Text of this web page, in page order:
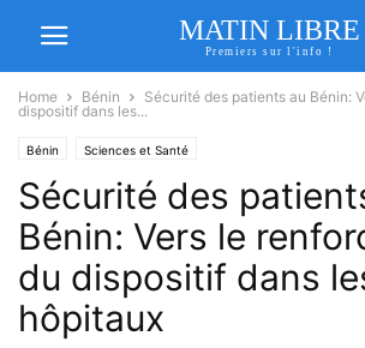
MATIN LIBRE
Premiers sur l'info !
Home Bénin
Sécurité des patients au Bénin:
dispositif dans les...
Bénin Sciences et Santé
Sécurité des
Bénin: Vers le
du dispositif dans
hôpitaux